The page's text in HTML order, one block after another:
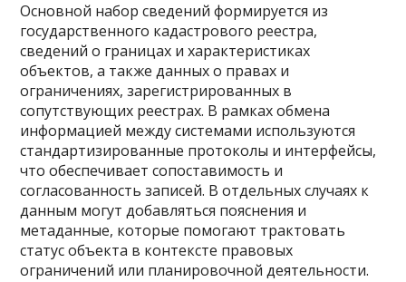
Основной набор сведений формируется из
государственного кадастрового реестра,
сведений о границах и характеристиках
объектов, а также данных о правах и
ограничениях, зарегистрированных в
сопутствующих реестрах. В рамках обмена
информацией между системами используются
стандартизированные протоколы и интерфейсы,
что обеспечивает сопоставимость и
согласованность записей. В отдельных случаях к
данным могут добавляться пояснения и
метаданные, которые помогают трактовать
статус объекта в контексте правовых
ограничений или планировочной деятельности.